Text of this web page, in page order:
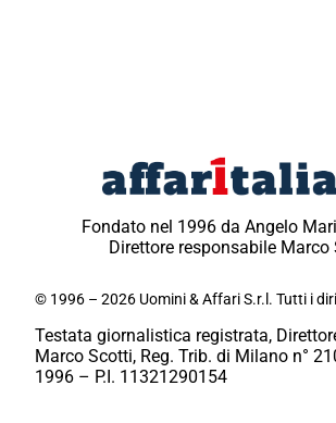
Fondato nel 1996 da Angelo
Direttore responsabile Marco
© 1996 – 2026 Uomini & Affari S.r.l. Tutti i
Testata giornalistica registrata,
Marco Scotti, Reg. Trib. di Milano n°
1996 – P.I. 11321290154